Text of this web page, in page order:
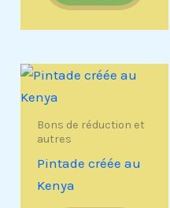
Bons de réduction et
autres
Pintade créée au
Kenya